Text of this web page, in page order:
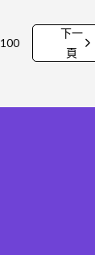
100
下一
頁